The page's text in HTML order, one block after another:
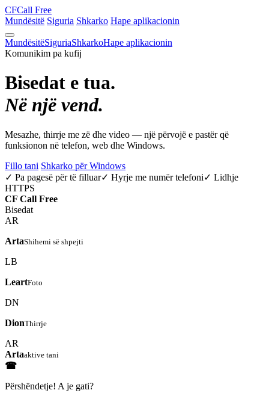
CFCall Free
Mundësitë Siguria Shkarko Hape aplikacionin
MundësitëSiguriaShkarkoHape aplikacionin
Komunikim pa kufij
Bisedat e tua.
Në një vend.
Mesazhe, thirrje me zë dhe video — një përvojë e pastër që
funksionon në telefon, web dhe Windows.
Fillo tani Shkarko për Windows
✓ Pa pagesë për të filluar✓ Hyrje me numër telefoni✓ Lidhje
HTTPS
CF Call Free
Bisedat
AR
ArtaShihemi së shpejti
LB
LeartFoto
DN
DionThirrje
AR
Artaaktive tani
☎
Përshëndetje! A je gati?